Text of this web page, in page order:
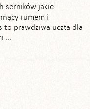
serników jakie
rumem i
to prawdziwa uczta dla
...